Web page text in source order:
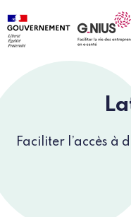
Panneau de gestion
Aller au contenu
Aller à la navigation
Faciliter l’accès à